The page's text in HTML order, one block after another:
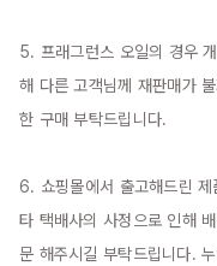
5. 프래그런스 오일의 경우
해 다른 고객님께 재판매가
한 구매 부탁드립니다.
6. 쇼핑몰에서 출고해드린
타 택배사의 사정으로 인해
문 해주시길 부탁드립니다.